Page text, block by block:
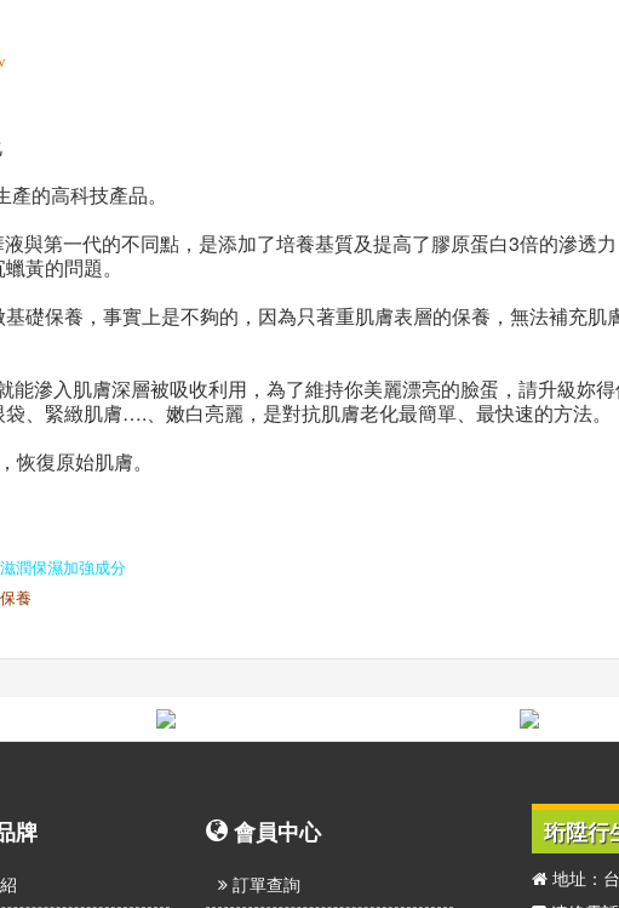
的高科技產品。
與第一代的不同點，是添加了培養基質及提高了膠原蛋白3倍的滲透
黃的問題。
礎保養，事實上是不夠的，因為只著重肌膚表層的保養，無法補充
滲入肌膚深層被吸收利用，為了維持你美麗漂亮的臉蛋，請升級妳
、緊緻肌膚….、嫩白亮麗，是對抗肌膚老化最簡單、最快速的方法。
復原始肌膚。
潤保濕加強成分
養
牌 會員中心
訂單查詢
珩陞行
地址：